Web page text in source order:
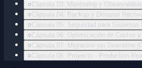
○Cápsula 03: Monitoring y
○Cápsula 04: Backup y Disaster
○Cápsula 05: Seguridad para Sistemas
○Cápsula 06: Optimización de Costos
○Cápsula 07: Migración sin Downtime
○Cápsula 08: Proyecto - Production